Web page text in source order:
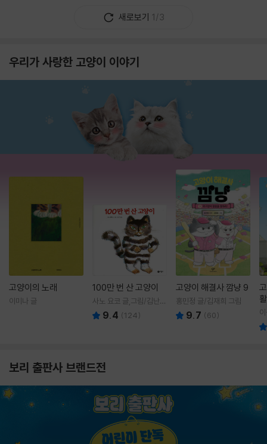
새로보기 1/3
우리가 사랑한 고양이 이야기
고양이의 노래
이미나 글
100만 번 산 고양이
사노 요코 글,그림/김난주
역 9.4 (124)
고양이 해결사 깜냥 9
홍민정 글/김재희 그림
9.7 (60)
보리 출판사 브랜드전